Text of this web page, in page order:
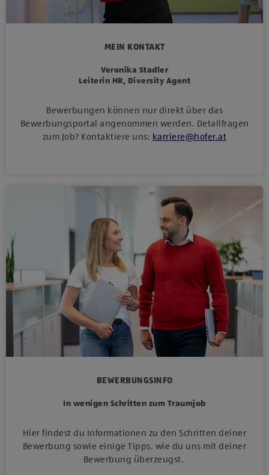
MEIN KONTAKT
Veronika Stadler
Leiterin HR, Diversity Agent
Bewerbungen können nur direkt über das
Bewerbungsportal angenommen werden. Detailfragen
zum Job? Kontaktiere uns: karriere@hofer.at
BEWERBUNGSINFO
In wenigen Schritten zum Traumjob
Hier findest du Informationen zu den Schritten deiner
Bewerbung sowie einige Tipps, wie du uns mit deiner
Bewerbung überzeugst.